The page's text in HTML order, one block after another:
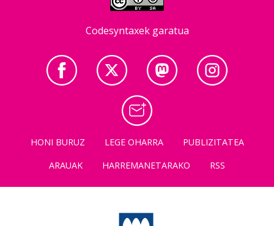
Codesyntaxek garatua
HONI BURUZ LEGE OHARRA
PUBLIZITATEA
ARAUAK
HARREMANETARAKO RSS